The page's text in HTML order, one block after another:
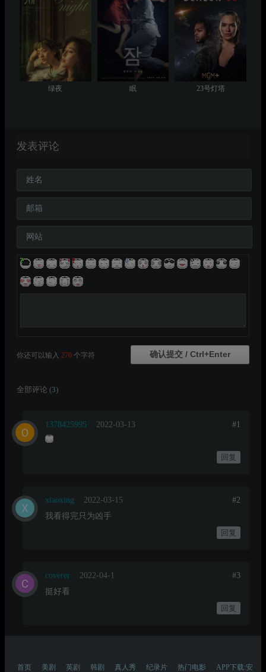
绿夜 眠 23号灯塔
发表评论
姓名
邮箱
网站
你还可以输入 270 个字符
全部评论 (3)
1378425995 2022-03-13 #1
回复
xiaoxing 2022-03-15
#2
我看得完只为凶手
回复
coverer 2022-04-1
#3
挺好看
回复
首页 美剧 英剧 韩剧 真人秀 纪录片 热门电影 APP下载:安